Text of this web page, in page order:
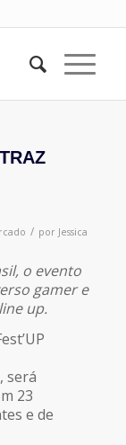
/ por Jessica
o evento
gamer e
up.
será
23
e de